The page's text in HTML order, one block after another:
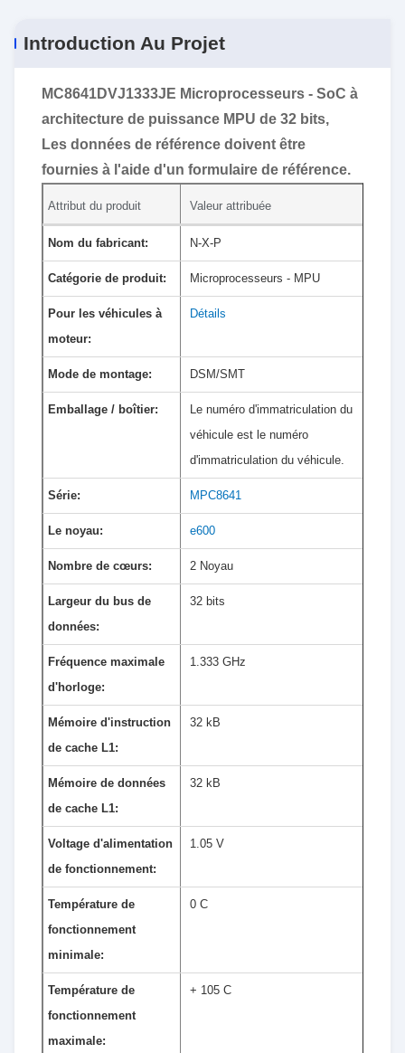
Introduction Au Projet
MC8641DVJ1333JE Microprocesseurs - SoC à
architecture de puissance MPU de 32 bits,
Les données de référence doivent être
fournies à l'aide d'un formulaire de référence.
Attribut du produit Valeur attribuée
Nom du fabricant: N-X-P
Catégorie de produit: Microprocesseurs - MPU
Pour les véhicules à
moteur:
Détails
Mode de montage: DSM/SMT
Emballage / boîtier:
Le numéro d'immatriculation du
véhicule est le numéro
d'immatriculation du véhicule.
Série: MPC8641
Le noyau: e600
Nombre de cœurs: 2 Noyau
Largeur du bus de
données:
32 bits
Fréquence maximale
d'horloge:
1.333 GHz
Mémoire d'instruction
de cache L1:
32 kB
Mémoire de données
de cache L1:
32 kB
Voltage d'alimentation
de fonctionnement:
1.05 V
Température de
fonctionnement
minimale:
0 C
Température de
fonctionnement
maximale:
+ 105 C